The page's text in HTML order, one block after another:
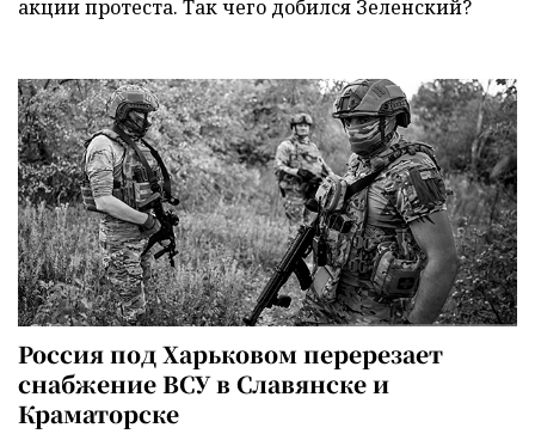
акции протеста. Так чего добился Зеленский?
Россия под Харьковом перерезает
снабжение ВСУ в Славянске и
Краматорске